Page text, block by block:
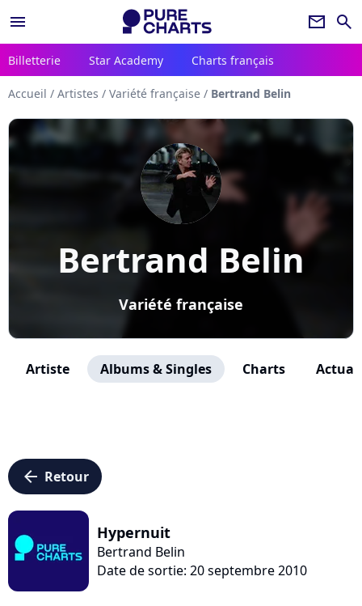
menu newsletter search
Billetterie Star Academy Charts français
Accueil / Artistes / Variété française / Bertrand Belin
Bertrand Belin
Variété française
Artiste Albums & Singles Charts
arrow_left Retour
Hypernuit
Bertrand Belin
Date de sortie: 20 septembre 2010